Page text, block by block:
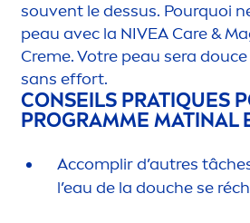
souvent le dessus. Pourquoi
peau avec la NIVEA Care&
Creme. Votre peau sera
sans effort.
CONSEILS PRATIQUES
PROGRAMME MATINAL
Accomplir d’autres
l’eau de la douche se